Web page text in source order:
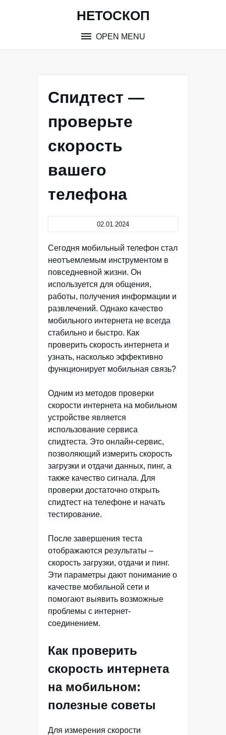
НЕТОСКОП
OPEN MENU
Спидтест —
проверьте
скорость
вашего
телефона
02.01.2024
Сегодня мобильный телефон стал
неотъемлемым инструментом в
повседневной жизни. Он
используется для общения,
работы, получения информации и
развлечений. Однако качество
мобильного интернета не всегда
стабильно и быстро. Как
проверить скорость интернета и
узнать, насколько эффективно
функционирует мобильная связь?
Одним из методов проверки
скорости интернета на мобильном
устройстве является
использование сервиса
спидтеста. Это онлайн-сервис,
позволяющий измерить скорость
загрузки и отдачи данных, пинг, а
также качество сигнала. Для
проверки достаточно открыть
спидтест на телефоне и начать
тестирование.
После завершения теста
отображаются результаты –
скорость загрузки, отдачи и пинг.
Эти параметры дают понимание о
качестве мобильной сети и
помогают выявить возможные
проблемы с интернет-
соединением.
Как проверить
скорость интернета
на мобильном:
полезные советы
Для измерения скорости